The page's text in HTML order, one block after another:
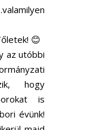
😊
az utóbbi
hogy
is
évünk!